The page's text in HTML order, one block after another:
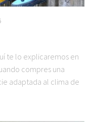
te lo explicaremos en
compres una
adaptada al clima de